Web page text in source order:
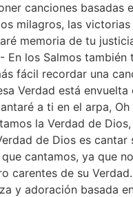
canciones
milagros, las
memoria de tu
En los Salmos
fácil recordar una
Verdad está
a ti en el arpa,
la Verdad de
de Dios es
cantamos, ya que
carentes de su
y adoración basada